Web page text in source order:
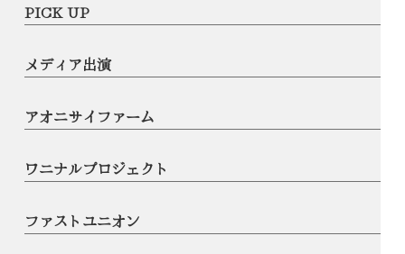
PICK UP
メディア出演
アオニサイファーム
ワニナルプロジェクト
ファストユニオン